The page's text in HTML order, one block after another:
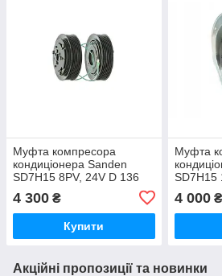
Муфта компресора
кондиціонера Sanden
SD7H15 8PV, 24V D 136
мм. підшип. 35х55х20 (У
зборі) CA888
4 300 ₴
Купити
Муфта
SD7H15
4 000₴
Акційні пропозиції та новинки